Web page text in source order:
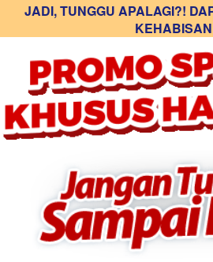
JADI, TUNGGU APALAGI?!